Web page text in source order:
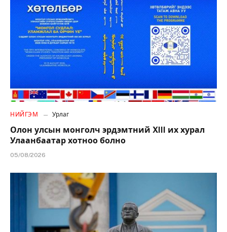
НИЙГЭМ Урлаг
Олон улсын монголч эрдэмтний XIII их хурал
Улаанбаатар хотноо болно
05/08/2026